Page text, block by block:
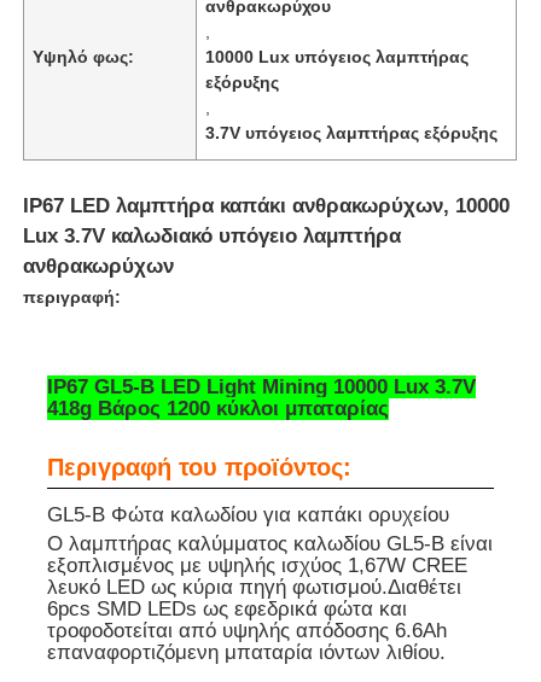
Αρχική Σελίδα
Προϊόντα
Εμφάνιση VR
Υψηλό φως:
ανθρακωρύχου
10000 Lux υπόγειος λαμπτήρας
εξόρυξης
3.7V υπόγειος λαμπτήρας εξόρυξης
IP67 LED λαμπτήρα καπάκι ανθρακωρύχων, 10000
Lux 3.7V καλωδιακό υπόγειο λαμπτήρα
ανθρακωρύχων
περιγραφή:
IP67 GL5-B LED Light Mining 10000 Lux 3.7V
418g Βάρος 1200 κύκλοι μπαταρίας
Περιγραφή του προϊόντος:
GL5-B Φώτα καλωδίου για καπάκι ορυχείου
Ο λαμπτήρας καλύμματος καλωδίου GL5-B είναι
εξοπλισμένος με υψηλής ισχύος 1,67W CREE
λευκό LED ως κύρια πηγή φωτισμού.Διαθέτει
6pcs SMD LEDs ως εφεδρικά φώτα και
τροφοδοτείται από υψηλής απόδοσης 6.6Ah
επαναφορτιζόμενη μπαταρία ιόντων λιθίου.